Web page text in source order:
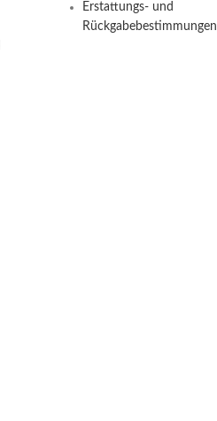
Erstattungs- und
Rückgabebestimmungen